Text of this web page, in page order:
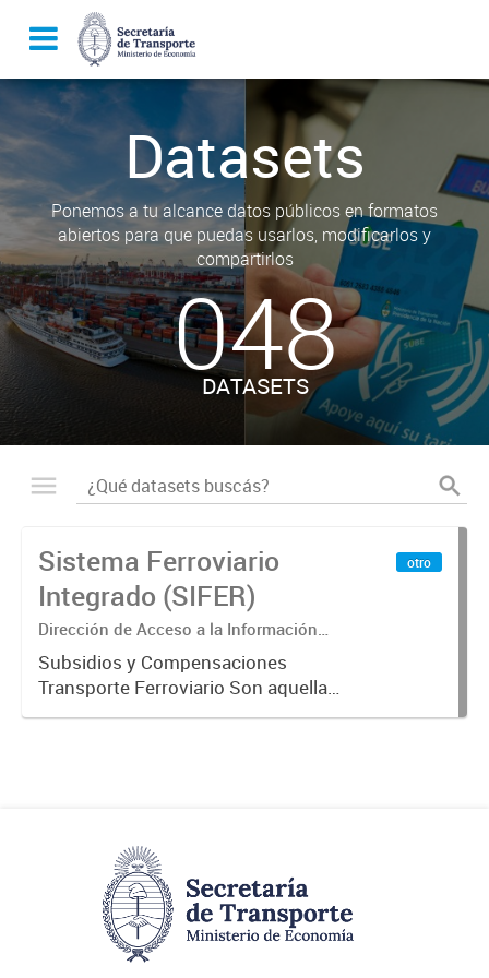
Datasets
Ponemos a tu alcance datos públicos en formatos
abiertos para que puedas usarlos, modificarlos y
compartirlos
048
DATASETS
Sistema Ferroviario
Integrado (SIFER)
Dirección de Acceso a la Información
Pública y Transparencia
Subsidios y Compensaciones
Transporte Ferroviario Son aquellas
transferencias realizadas por la
otro